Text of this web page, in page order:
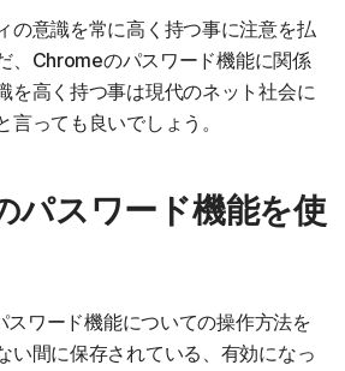
の意識を常に高く持つ事に注意を払
、Chromeのパスワード機能に関係
を高く持つ事は現代のネット社会に
っても良いでしょう。
パスワード機能を使
ワード機能についての操作方法を
い間に保存されている、有効になっ